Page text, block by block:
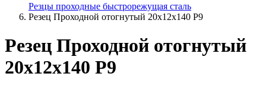
Резцы проходные быстрорежущая сталь
Резец Проходной отогнутый 20х12х140 Р9
Резец Проходной отогнутый
20х12х140 Р9